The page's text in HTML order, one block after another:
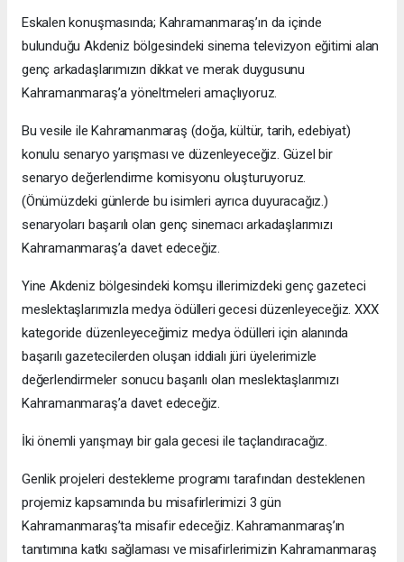
Eskalen konuşmasında; Kahramanmaraş’ın da içinde
bulunduğu Akdeniz bölgesindeki sinema televizyon eğitimi alan
genç arkadaşlarımızın dikkat ve merak duygusunu
Kahramanmaraş’a yöneltmeleri amaçlıyoruz.
Bu vesile ile Kahramanmaraş (doğa, kültür, tarih, edebiyat)
konulu senaryo yarışması ve düzenleyeceğiz. Güzel bir
senaryo değerlendirme komisyonu oluşturuyoruz.
(Önümüzdeki günlerde bu isimleri ayrıca duyuracağız.)
senaryoları başarılı olan genç sinemacı arkadaşlarımızı
Kahramanmaraş’a davet edeceğiz.
Yine Akdeniz bölgesindeki komşu illerimizdeki genç gazeteci
meslektaşlarımızla medya ödülleri gecesi düzenleyeceğiz. XXX
kategoride düzenleyeceğimiz medya ödülleri için alanında
başarılı gazetecilerden oluşan iddialı jüri üyelerimizle
değerlendirmeler sonucu başarılı olan meslektaşlarımızı
Kahramanmaraş’a davet edeceğiz.
İki önemli yarışmayı bir gala gecesi ile taçlandıracağız.
Genlik projeleri destekleme programı tarafından desteklenen
projemiz kapsamında bu misafirlerimizi 3 gün
Kahramanmaraş’ta misafir edeceğiz. Kahramanmaraş’ın
tanıtımına katkı sağlaması ve misafirlerimizin Kahramanmaraş